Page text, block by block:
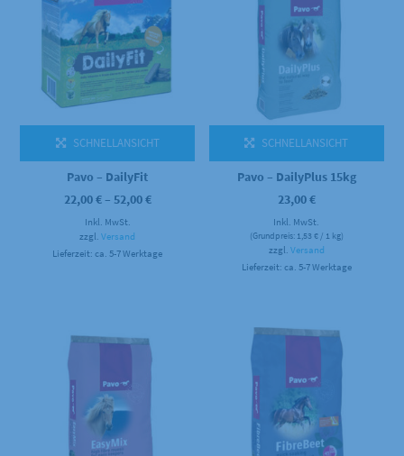
SCHNELLANSICHT
Pavo – DailyFit
22,00€– 52,00€Preisspanne:
Inkl. MwSt.
zzgl.Versand
Lieferzeit: ca. 5-7 Werktage
SCHNELLANSICHT
Pavo – DailyPlus 15kg
23,00€
Inkl. MwSt.
(Grundpreis: 1,53 €/ 1 kg)
zzgl. Versand
Lieferzeit: ca. 5-7 Werktage